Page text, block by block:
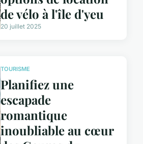
de vélo à l'île d'yeu
20 juillet 2025
TOURISME
Planifiez une
escapade
romantique
inoubliable au cœur